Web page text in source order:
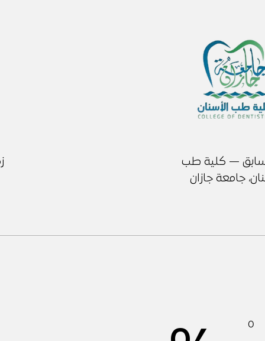
— كلية طب
جامعة جازان
0